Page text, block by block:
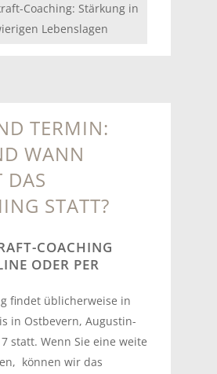
TERMIN:
WANN
DAS
STATT?
COACHING
ODER PER
findet üblicherweise in
in Ostbevern, Augustin-
statt. Wenn Sie eine weite
können wir das